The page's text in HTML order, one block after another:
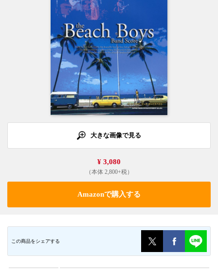
大きな画像で見る
¥ 3,080
（本体 2,800+税）
Amazonで購入する
この商品をシェアする